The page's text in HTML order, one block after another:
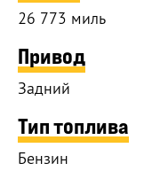
26 773 миль
Привод
Задний
Тип топлива
Бензин